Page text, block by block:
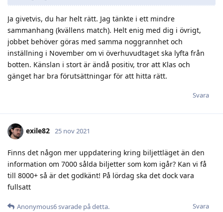
Ja givetvis, du har helt rätt. Jag tänkte i ett mindre
sammanhang (kvällens match). Helt enig med dig i övrigt,
jobbet behöver göras med samma noggrannhet och
inställning i November om vi överhuvudtaget ska lyfta från
botten. Känslan i stort är ändå positiv, tror att Klas och
gänget har bra förutsättningar för att hitta rätt.
Svara
exile82 25 nov 2021
Finns det någon mer uppdatering kring biljettläget än den
information om 7000 sålda biljetter som kom igår? Kan vi få
till 8000+ så är det godkänt! På lördag ska det dock vara
fullsatt
Svara
Anonymous6svarade på detta.